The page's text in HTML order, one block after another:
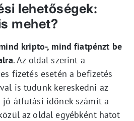
lehetőségek:
mehet?
kripto-, mind fiatpénzt be
. Az oldal szerint a
fizetés esetén a befizetés
is tudunk kereskedni az
jó átfutási időnek számít a
az oldal egyébként hatot